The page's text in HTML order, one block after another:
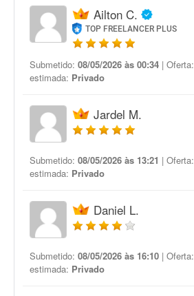
Ailton C.
TOP FREELANCER PLUS
Submetido: 08/05/2026 às 00:34 | Oferta:
estimada: Privado
Jardel M.
Submetido: 08/05/2026 às 13:21 | Oferta:
estimada: Privado
Daniel L.
Submetido: 08/05/2026 às 16:10 | Oferta:
estimada: Privado